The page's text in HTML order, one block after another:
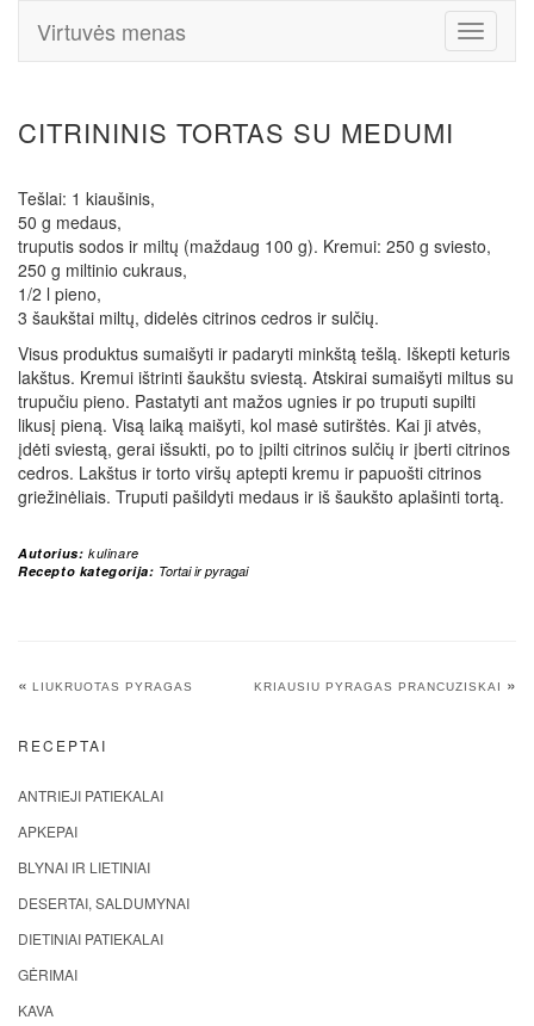
Toggle
Virtuvės menas
CITRININIS TORTAS SU MEDUMI
Tešlai: 1 kiaušinis,
50 g medaus,
truputis sodos ir miltų (maždaug 100 g). Kremui: 250 g sviesto,
250 g miltinio cukraus,
1/2 l pieno,
3 šaukštai miltų, didelės citrinos cedros ir sulčių.
Visus produktus sumaišyti ir padaryti minkštą tešlą. Iškepti keturis
lakštus. Kremui ištrinti šaukštu sviestą. Atskirai sumaišyti miltus su
trupučiu pieno. Pastatyti ant mažos ugnies ir po truputi supilti
likusį pieną. Visą laiką maišyti, kol masė sutirštės. Kai ji atvės,
įdėti sviestą, gerai išsukti, po to įpilti citrinos sulčių ir įberti citrinos
cedros. Lakštus ir torto viršų aptepti kremu ir papuošti citrinos
griežinėliais. Truputi pašildyti medaus ir iš šaukšto aplašinti tortą.
Autorius: kulinare
Recepto kategorija: Tortai ir pyragai
« LIUKRUOTAS PYRAGAS KRIAUSIU PYRAGAS PRANCUZISKAI »
RECEPTAI
ANTRIEJI PATIEKALAI
APKEPAI
BLYNAI IR LIETINIAI
DESERTAI, SALDUMYNAI
DIETINIAI PATIEKALAI
GĖRIMAI
KAVA